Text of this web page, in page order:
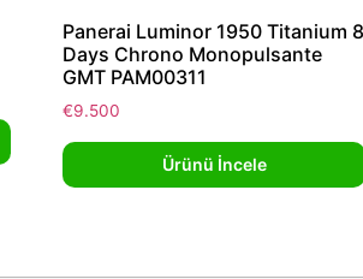
Panerai Luminor 1950 Titanium 8
Days Chrono Monopulsante
GMT PAM00311
€9.500
Ürünü İncele